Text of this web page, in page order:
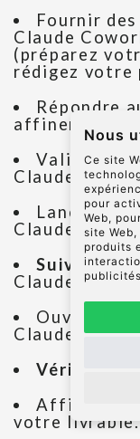
Nous
Ce site
pour
Web,
site Web,
produits
Fournir des
Claude
(préparez
rédigez votre
Répondre
affiner la
Valider le
Claude ;
Lancer
Claude ;
Suivre
Claude dans
Ouvrir le
Claude a
Vérifier
Affiner
votre livrable.